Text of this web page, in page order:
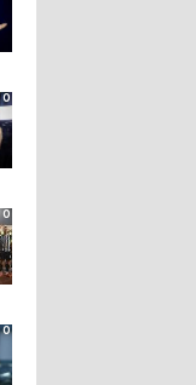
0
0
0